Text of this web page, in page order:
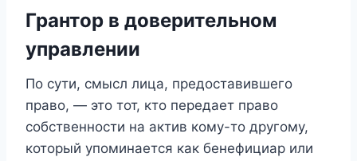
Грантор в доверительном
управлении
По сути, смысл лица, предоставившего
право, — это тот, кто передает право
собственности на актив кому-то другому,
который упоминается как бенефициар или